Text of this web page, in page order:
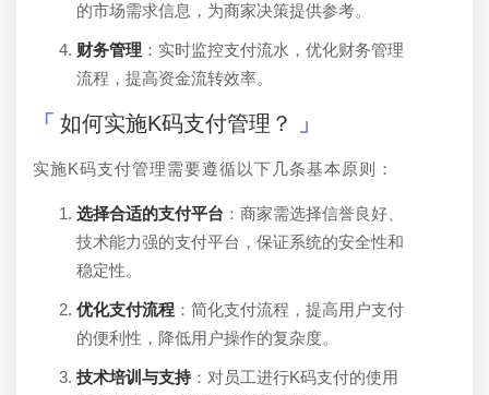
的市场需求信息，为商家决策提供参考。
财务管理 ：实时监控支付流水，优化财务管理
流程，提高资金流转效率。
如何实施K码支付管理？
实施K码支付管理需要遵循以下几条基本原则：
选择合适的支付平台 ：商家需选择信誉良好、
技术能力强的支付平台，保证系统的安全性和
稳定性。
优化支付流程 ：简化支付流程，提高用户支付
的便利性，降低用户操作的复杂度。
技术培训与支持：对员工进行K码支付的使用